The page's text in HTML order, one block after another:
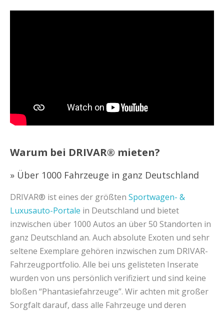
Warum bei DRIVAR® mieten?
» Über 1000 Fahrzeuge in ganz Deutschland
DRIVAR® ist eines der größten Sportwagen- &
Luxusauto-Portale in Deutschland und bietet
inzwischen über 1000 Autos an über 50 Standorten in
ganz Deutschland an. Auch absolute Exoten und sehr
seltene Exemplare gehören inzwischen zum DRIVAR-
Fahrzeugportfolio. Alle bei uns gelisteten Inserate
wurden von uns persönlich verifiziert und sind keine
bloßen “Phantasiefahrzeuge”. Wir achten mit großer
Sorgfalt darauf, dass alle Fahrzeuge und deren